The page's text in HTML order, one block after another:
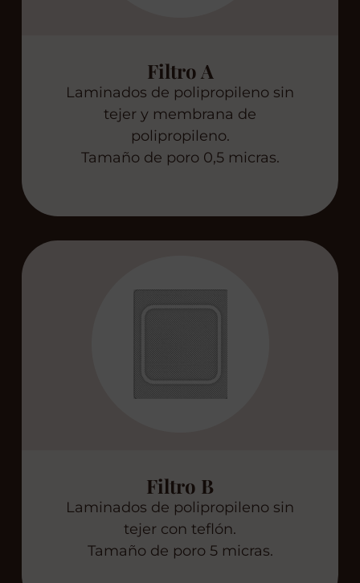
Filtro A
Laminados de polipropileno sin
tejer y membrana de
polipropileno.
Tamaño de poro 0,5 micras.
Filtro B
Laminados de polipropileno sin
tejer con teflón.
Tamaño de poro 5 micras.